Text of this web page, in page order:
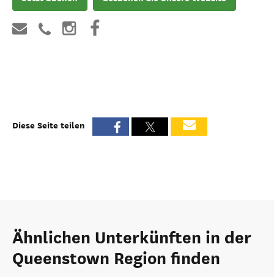
Diese Seite teilen
Ähnlichen Unterkünften in der
Queenstown Region finden